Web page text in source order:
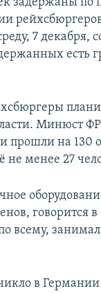
7 декабря,
есть
Минюст
прошли на 130
менее 27
говорится
всему,
в Германии